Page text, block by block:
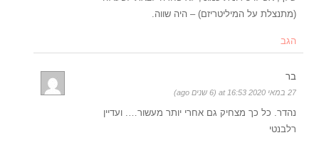
(מתנצלת על המיליטריזם) – היה שווה.
הגב
בר
27 במאי 2020 at 16:53 (6 שנים ago)
נהדר. כל כך מצחיק גם אחרי יותר מעשור…. ועדיין
רלבנטי